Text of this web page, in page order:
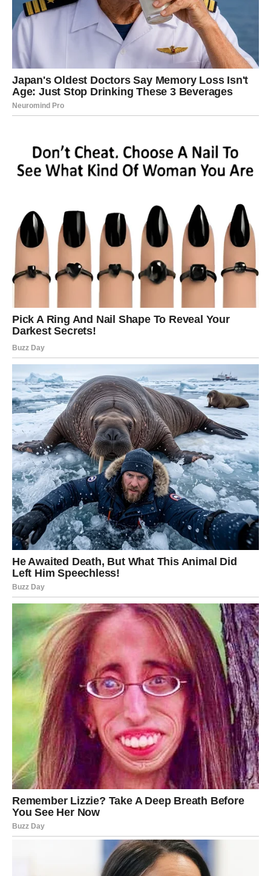
posebno i sudbinski.
Ljubav vam mijenja raspoloženje
Pred vama su trenuci koje ćete dugo pamtiti.
ŠKORPIJA
poslovna vijest.
Sudbina vam otvara vrata obilja
Pred vama su veoma snažni trenuci.
STRIJELAC
Nova energija donosi vam spontane događaje i mnogo
pozitivnih emocija.
Jedna osoba vraća vam optimizam i dobro raspoloženje.
Sreća vam dolazi neočekivano
Pred vama su veoma lijepi trenuci.
JARAC
Jarčevi konačno ulaze u stabilniji i mirniji period.
Na poslovnom i emotivnom planu dolazi osjećaj
Duša vam konačno odmara
Pred vama su veoma važni trenuci sreće.
VODOLIJA
Zvijezde vam donose neočekivanu vijest koja bi vam
mogla potpuno promijeniti budućnost.
Jedna prilika sada otvara vrata uspjeha i novih početaka.
Veliko iznenađenje ulazi u vaš život
Pred vama su veoma posebni trenuci.
RIBE
Ribe ulaze u veoma emotivan i nježan dan.